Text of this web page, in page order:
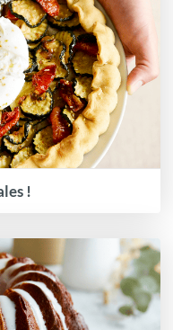
!